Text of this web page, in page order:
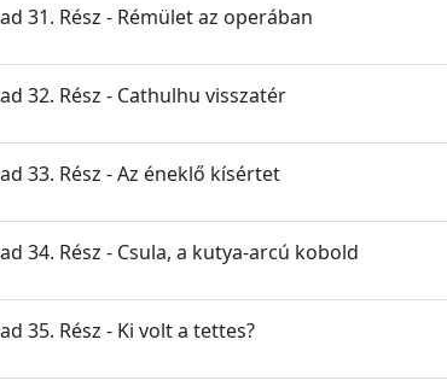
31. Rész - Rémület az operában
32. Rész - Cathulhu visszatér
33. Rész - Az éneklő kísértet
34. Rész - Csula, a kutya-arcú kobold
35. Rész - Ki volt a tettes?